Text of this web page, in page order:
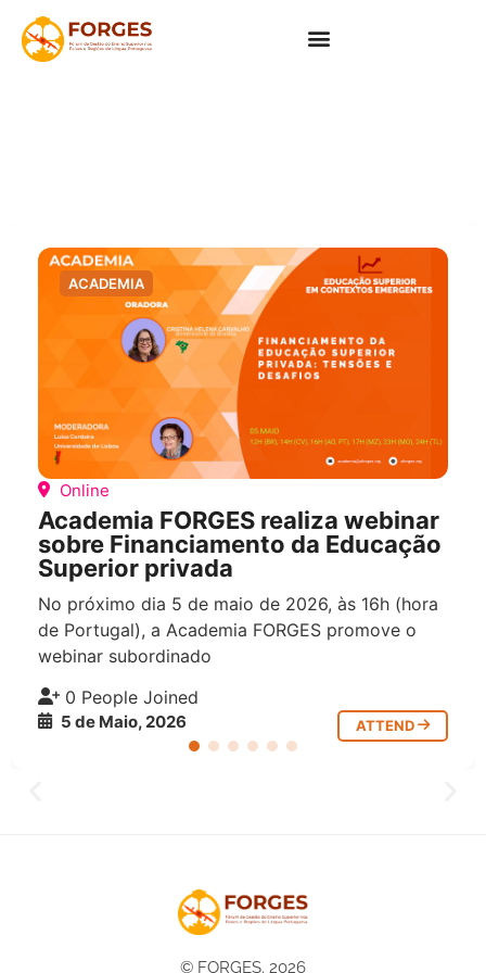
ACADEMIA
Online
Academia FORGES realiza webinar
sobre Financiamento da Educação
Superior privada
No próximo dia 5 de maio de 2026, às 16h (hora
de Portugal), a Academia FORGES promove o
webinar subordinado
0 People Joined
5 de Maio, 2026 ATTEND
© FORGES. 2026